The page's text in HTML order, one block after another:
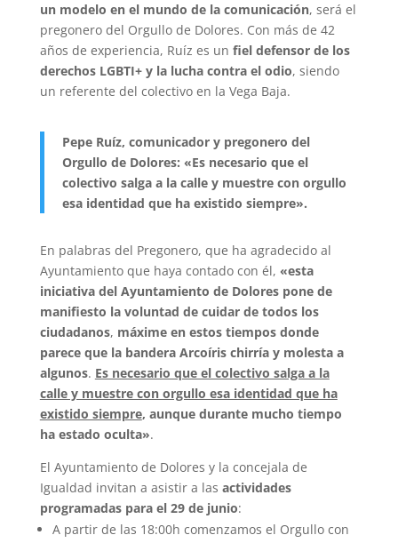
un modelo en el mundo de la comunicación, será el
pregonero del Orgullo de Dolores. Con más de 42
años de experiencia, Ruíz es un fiel defensor de los
derechos LGBTI+ y la lucha contra el odio, siendo
un referente del colectivo en la Vega Baja.
Pepe Ruíz, comunicador y pregonero del
Orgullo de Dolores: «Es necesario que el
colectivo salga a la calle y muestre con orgullo
esa identidad que ha existido siempre».
En palabras del Pregonero, que ha agradecido al
Ayuntamiento que haya contado con él, «esta
iniciativa del Ayuntamiento de Dolores pone de
manifiesto la voluntad de cuidar de todos los
ciudadanos, máxime en estos tiempos donde
parece que la bandera Arcoíris chirría y molesta a
algunos. Es necesario que el colectivo salga a la
calle y muestre con orgullo esa identidad que ha
existido siempre, aunque durante mucho tiempo
ha estado oculta».
El Ayuntamiento de Dolores y la concejala de
Igualdad invitan a asistir a las actividades
programadas para el 29 de junio:
A partir de las 18:00h comenzamos el Orgullo con